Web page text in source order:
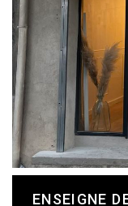
ENSEIGNE